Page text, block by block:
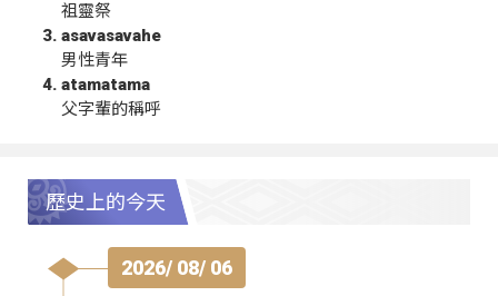
祖靈祭
asavasavahe
男性青年
atamatama
父字輩的稱呼
歷史上的今天
2026/ 08/ 06